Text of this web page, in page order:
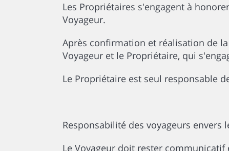
Les Propriétaires s'engagent à
Voyageur.
Après confirmation et réalisation de
Voyageur et le Propriétaire, qui
Le Propriétaire est seul responsable
Responsabilité des voyageurs envers
Le Voyageur doit rester